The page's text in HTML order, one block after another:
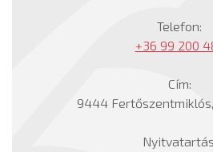
Telefon:
+36 99 200
Cím:
9444